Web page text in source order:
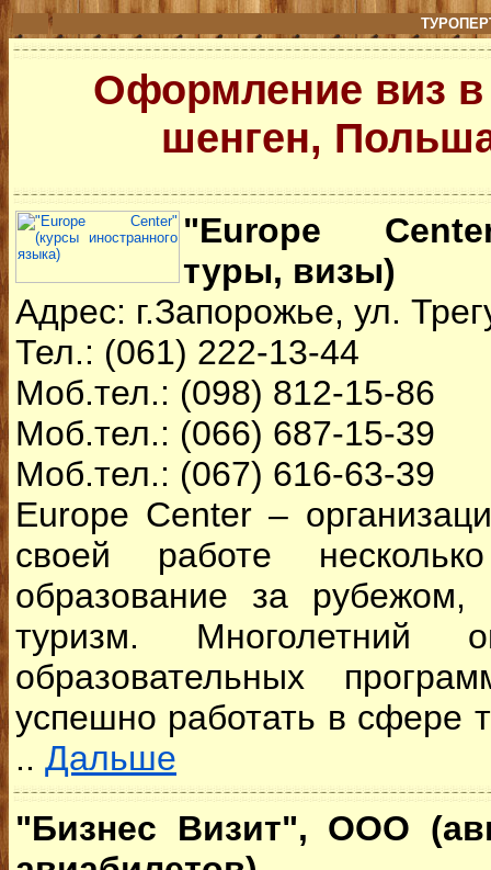
Оформление виз
шенген,
"Europe
туры, визы)
Адрес: г.Запорожье, ул.
Тел.: (061) 222-13-44
Моб.тел.: (098) 812-15-86
Моб.тел.: (066) 687-15-39
Моб.тел.: (067) 616-63-39
Europe Center –
своей работе
образование за
туризм. Многолетний
образовательных
успешно работать в сфере
.. Дальше
"Бизнес Визит", ООО